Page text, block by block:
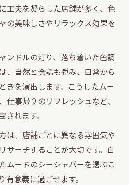
工夫を凝らした店舗が多く、色
の美味しさやリラックス効果を
ンドルの灯り、落ち着いた色調
、自然と会話も弾み、日常から
きを演出します。こうしたムー
仕事帰りのリフレッシュなど、
されます。
は、店舗ごとに異なる雰囲気や
サーチすることが大切です。自
ムードのシーシャバーを選ぶこ
有意義に過ごせます。